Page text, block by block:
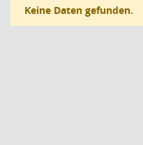
Keine Daten gefunden.